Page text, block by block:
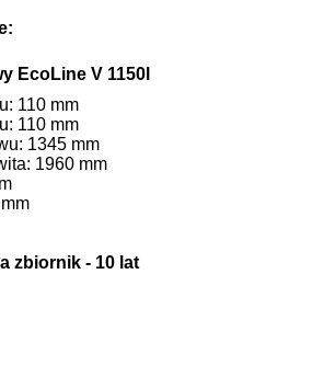
EcoLine V 1150l
110 mm
110 mm
1345 mm
1960 mm
zbiornik - 10 lat